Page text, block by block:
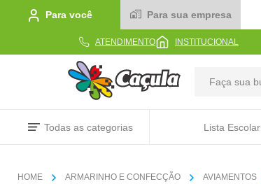
Para você Para sua empresa
ATENDIMENTO INSTITUCIONAL
Todas as categorias Lista Escolar
ARMARINHO E CONFECÇÃO AVIAMENTOS
TERMOS MAIS BUSCADOS
linha